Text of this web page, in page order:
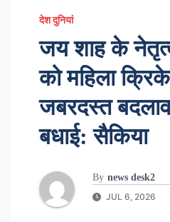
देश दुनियां
जय शाह के
को महिला
जबरदस्त
बधाई: सैकिया
By news desk2
JUL 6, 2026